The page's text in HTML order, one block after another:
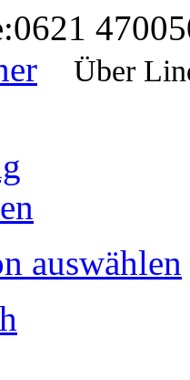
0621
Über
auswählen